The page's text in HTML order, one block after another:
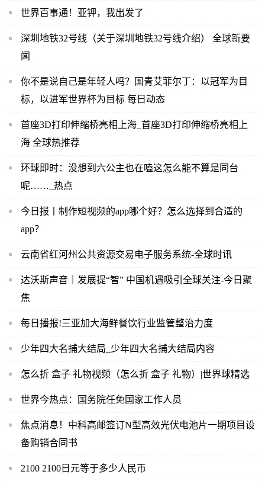
世界百事通！亚钾，我出发了
深圳地铁32号线（关于深圳地铁32号线介绍） 全球新要
闻
你不是说自己是年轻人吗？国青艾菲尔丁：以冠军为目
标，以进军世界杯为目标 每日动态
首座3D打印伸缩桥亮相上海_首座3D打印伸缩桥亮相上
海 全球热推荐
环球即时：没想到六公主也在嗑这怎么能不算是同台
呢……_热点
今日报丨制作短视频的app哪个好？怎么选择到合适的
app？
云南省红河州公共资源交易电子服务系统-全球时讯
达沃斯声音｜发展提“智” 中国机遇吸引全球关注-今日聚
焦
每日播报!三亚加大海鲜餐饮行业监管整治力度
少年四大名捕大结局_少年四大名捕大结局内容
怎么折 盒子 礼物视频（怎么折 盒子 礼物）|世界球精选
世界今热点：国务院任免国家工作人员
焦点消息！中科高邮签订N型高效光伏电池片一期项目设
备购销合同书
2100 2100日元等于多少人民币